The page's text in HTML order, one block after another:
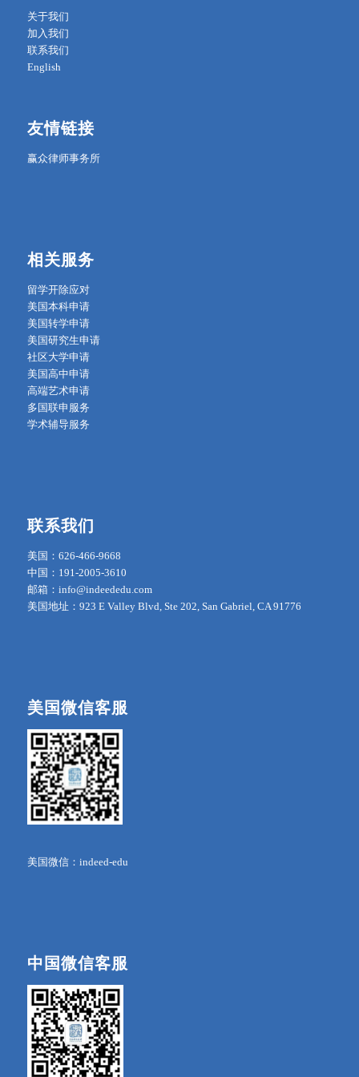
关于我们
加入我们
联系我们
English
友情链接
赢众律师事务所
相关服务
留学开除应对
美国本科申请
美国转学申请
美国研究生申请
社区大学申请
美国高中申请
高端艺术申请
多国联申服务
学术辅导服务
联系我们
美国：626-466-9668
中国：191-2005-3610
邮箱：info@indeededu.com
美国地址：923 E Valley Blvd, Ste 202, San Gabriel, CA 91776
美国微信客服
美国微信：indeed-edu
中国微信客服